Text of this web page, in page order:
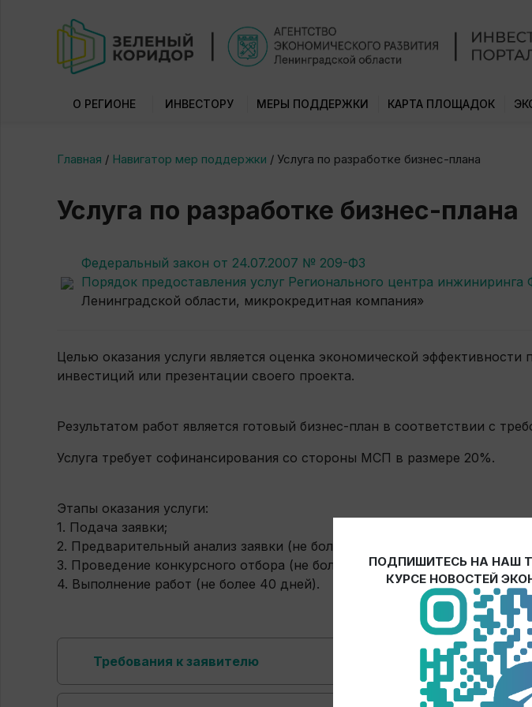
О РЕГИОНЕ ИНВЕСТОРУ МЕРЫ ПОДДЕРЖКИ КАРТА ПЛОЩАДОК
Главная / Навигатор мер поддержки / Услуга по разработке бизнес-плана
Услуга по разработке бизнес-плана
Федеральный закон от 24.07.2007 № 209-ФЗ
Порядок предоставления услуг Регионального центра инжиниринга
Ленинградской области, микрокредитная компания»
Целью оказания услуги является оценка экономической
инвестиций или презентации своего проекта.
Результатом работ является готовый бизнес-план в соответствии с
Услуга требует софинансирования со стороны МСП в размере 20%.
Этапы оказания услуги:
1. Подача заявки;
2. Предварительный анализ заявки (не более 5 дней);
3. Проведение конкурсного отбора (не более 20 дней);
4. Выполнение работ (не более 40 дней).
Требования к заявителю
ПОДПИШИТЕСЬ НА НАШ
КУРСЕ НОВОСТЕЙ